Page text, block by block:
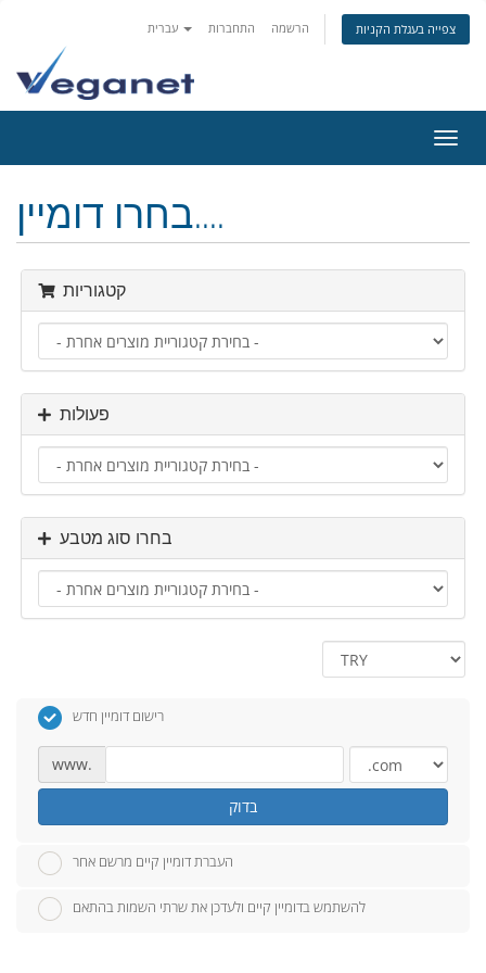
התחברות הרשמה צפייה בעגלת הקניות
ניווט
בחרו דומיין....
קטגוריות
פעולות
בחרו סוג מטבע
רישום דומיין חדש
www.
בדוק
העברת דומיין קיים מרשם אחר
להשתמש בדומיין קיים ולעדכן את שרתי השמות בהתאם